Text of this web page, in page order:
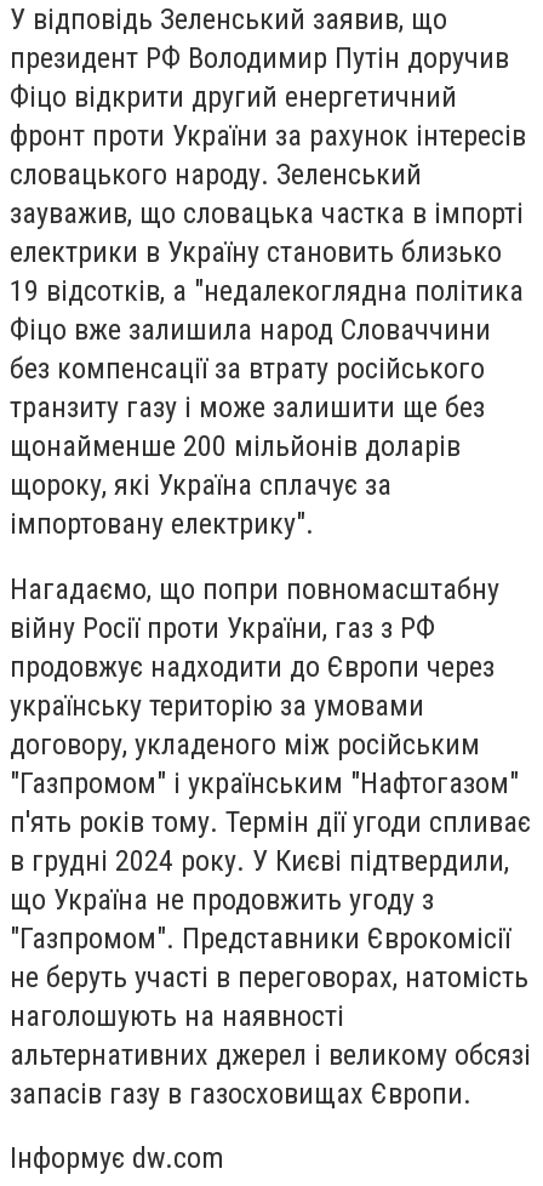
У відповідь Зеленський заявив, що
президент РФ Володимир Путін доручив
Фіцо відкрити другий енергетичний
фронт проти України за рахунок інтересів
словацького народу. Зеленський
зауважив, що словацька частка в імпорті
електрики в Україну становить близько
19 відсотків, а "недалекоглядна політика
Фіцо вже залишила народ Словаччини
без компенсації за втрату російського
транзиту газу і може залишити ще без
щонайменше 200 мільйонів доларів
щороку, які Україна сплачує за
імпортовану електрику".
Нагадаємо, що попри повномасштабну
війну Росії проти України, газ з РФ
продовжує надходити до Європи через
українську територію за умовами
договору, укладеного між російським
"Газпромом" і українським "Нафтогазом"
п'ять років тому. Термін дії угоди спливає
в грудні 2024 року. У Києві підтвердили,
що Україна не продовжить угоду з
"Газпромом". Представники Єврокомісії
не беруть участі в переговорах, натомість
наголошують на наявності
альтернативних джерел і великому обсязі
запасів газу в газосховищах Європи.
Інформує dw.com